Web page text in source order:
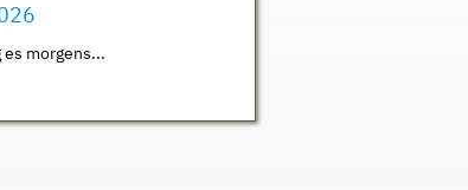
morgens...